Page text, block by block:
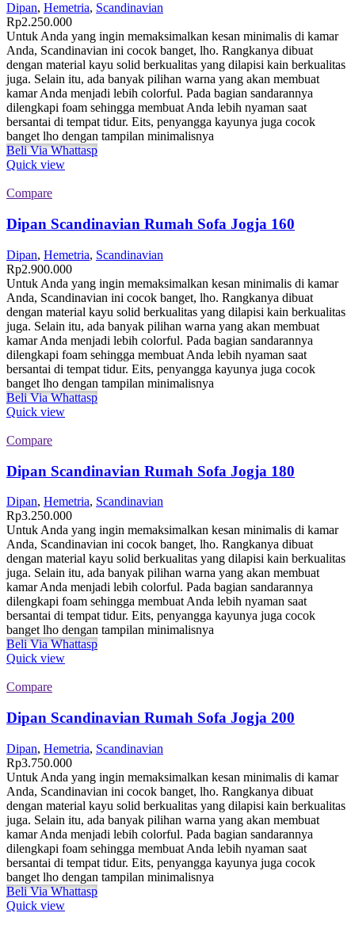
Dipan, Hemetria, Scandinavian
Rp2.250.000
Untuk Anda yang ingin memaksimalkan kesan minimalis di kamar
Anda, Scandinavian ini cocok banget, lho. Rangkanya dibuat
dengan material kayu solid berkualitas yang dilapisi kain berkualitas
juga. Selain itu, ada banyak pilihan warna yang akan membuat
kamar Anda menjadi lebih colorful. Pada bagian sandarannya
dilengkapi foam sehingga membuat Anda lebih nyaman saat
bersantai di tempat tidur. Eits, penyangga kayunya juga cocok
banget lho dengan tampilan minimalisnya
Beli Via Whattasp
Quick view
Compare
Dipan Scandinavian Rumah Sofa Jogja 160
Dipan, Hemetria, Scandinavian
Rp2.900.000
Untuk Anda yang ingin memaksimalkan kesan minimalis di kamar
Anda, Scandinavian ini cocok banget, lho. Rangkanya dibuat
dengan material kayu solid berkualitas yang dilapisi kain berkualitas
juga. Selain itu, ada banyak pilihan warna yang akan membuat
kamar Anda menjadi lebih colorful. Pada bagian sandarannya
dilengkapi foam sehingga membuat Anda lebih nyaman saat
bersantai di tempat tidur. Eits, penyangga kayunya juga cocok
banget lho dengan tampilan minimalisnya
Beli Via Whattasp
Quick view
Compare
Dipan Scandinavian Rumah Sofa Jogja 180
Dipan, Hemetria, Scandinavian
Rp3.250.000
Untuk Anda yang ingin memaksimalkan kesan minimalis di kamar
Anda, Scandinavian ini cocok banget, lho. Rangkanya dibuat
dengan material kayu solid berkualitas yang dilapisi kain berkualitas
juga. Selain itu, ada banyak pilihan warna yang akan membuat
kamar Anda menjadi lebih colorful. Pada bagian sandarannya
dilengkapi foam sehingga membuat Anda lebih nyaman saat
bersantai di tempat tidur. Eits, penyangga kayunya juga cocok
banget lho dengan tampilan minimalisnya
Beli Via Whattasp
Quick view
Compare
Dipan Scandinavian Rumah Sofa Jogja 200
Dipan, Hemetria, Scandinavian
Rp3.750.000
Untuk Anda yang ingin memaksimalkan kesan minimalis di kamar
Anda, Scandinavian ini cocok banget, lho. Rangkanya dibuat
dengan material kayu solid berkualitas yang dilapisi kain berkualitas
juga. Selain itu, ada banyak pilihan warna yang akan membuat
kamar Anda menjadi lebih colorful. Pada bagian sandarannya
dilengkapi foam sehingga membuat Anda lebih nyaman saat
bersantai di tempat tidur. Eits, penyangga kayunya juga cocok
banget lho dengan tampilan minimalisnya
Beli Via Whattasp
Quick view